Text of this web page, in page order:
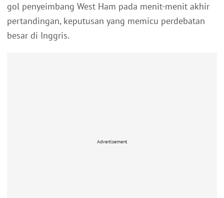
gol penyeimbang West Ham pada menit-menit akhir
pertandingan, keputusan yang memicu perdebatan
besar di Inggris.
Advertisement